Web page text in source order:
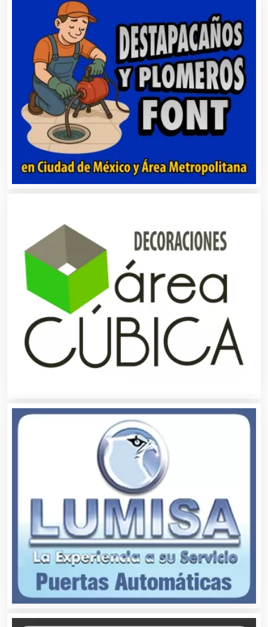
Cancelería de Aluminio
Capacitación
Carnicerías
Carpinterías
Centros Comerciales
Centros de Espectáculos
Centros de Nutrición
Centros Turísticos
Clínicas de Belleza
Clínicas de Rehabilitación
Clínicas y Hospitales
Clubes Deportivos
Cocinas Integrales
Combustibles y Lubricantes